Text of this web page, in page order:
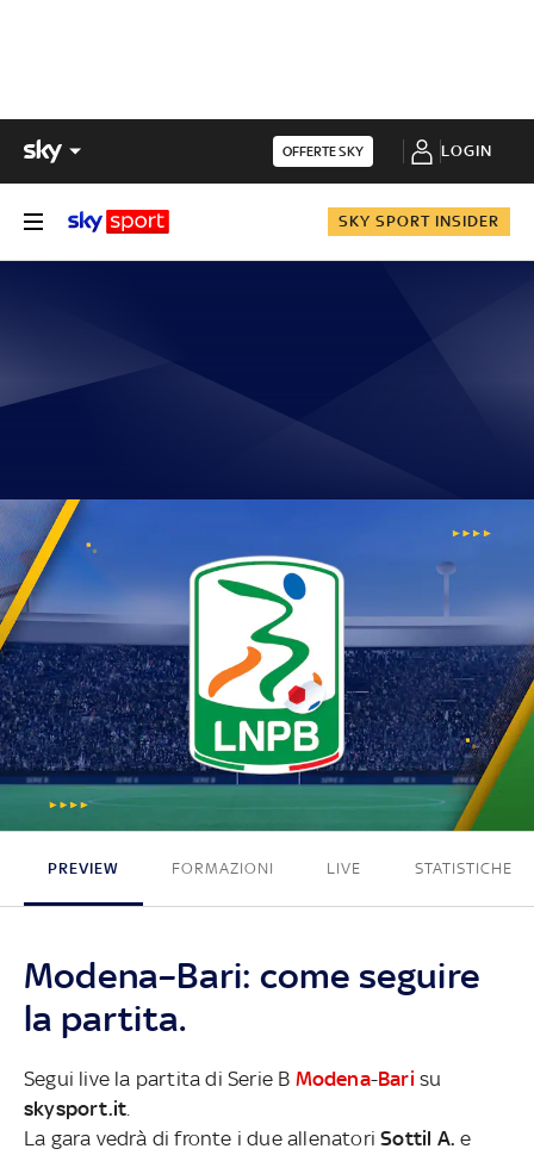
OFFERTE SKY LOGIN
SKY SPORT INSIDER
3 - 0
PREVIEW FORMAZIONI LIVE STATISTICHE
Modena–Bari: come seguire
la partita.
Segui live la partita di Serie B Modena-Bari su
skysport.it
La gara vedrà di fronte i due allenatoriSottil A. e